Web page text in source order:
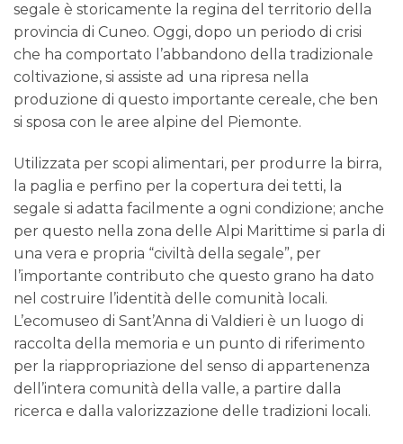
segale è storicamente la regina del territorio della
provincia di Cuneo. Oggi, dopo un periodo di crisi
che ha comportato l’abbandono della tradizionale
coltivazione, si assiste ad una ripresa nella
produzione di questo importante cereale, che ben
si sposa con le aree alpine del Piemonte.
Utilizzata per scopi alimentari, per produrre la birra,
la paglia e perfino per la copertura dei tetti, la
segale si adatta facilmente a ogni condizione; anche
per questo nella zona delle Alpi Marittime si parla di
una vera e propria “civiltà della segale”, per
l’importante contributo che questo grano ha dato
nel costruire l’identità delle comunità locali.
L’ecomuseo di Sant’Anna di Valdieri è un luogo di
raccolta della memoria e un punto di riferimento
per la riappropriazione del senso di appartenenza
dell’intera comunità della valle, a partire dalla
ricerca e dalla valorizzazione delle tradizioni locali.